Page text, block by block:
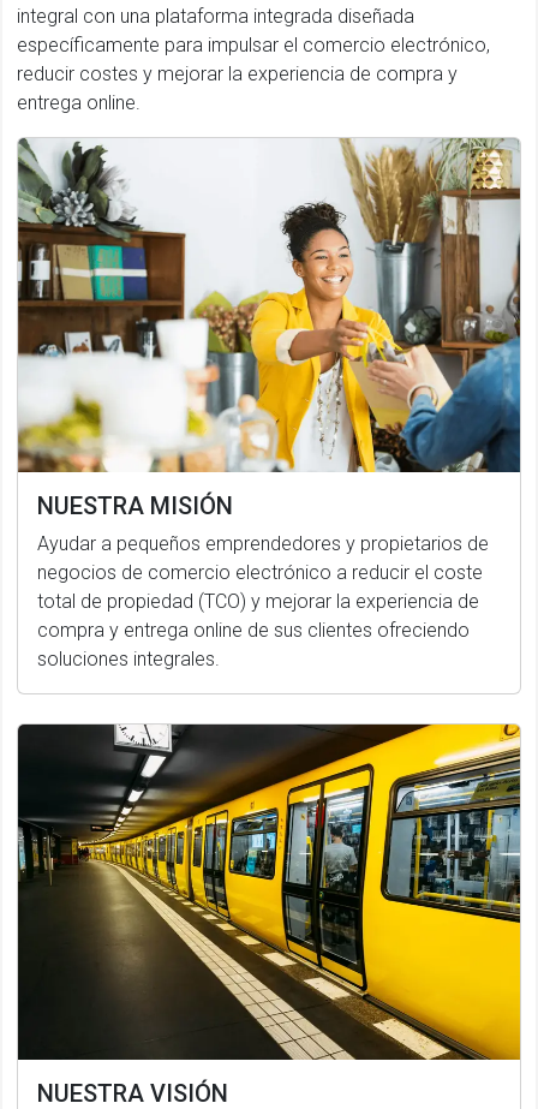
integral con una plataforma integrada diseñada
específicamente para impulsar el comercio electrónico,
reducir costes y mejorar la experiencia de compra y
entrega online.
NUESTRA MISIÓN
Ayudar a pequeños emprendedores y propietarios de
negocios de comercio electrónico a reducir el coste
total de propiedad (TCO) y mejorar la experiencia de
compra y entrega online de sus clientes ofreciendo
soluciones integrales.
NUESTRA VISIÓN